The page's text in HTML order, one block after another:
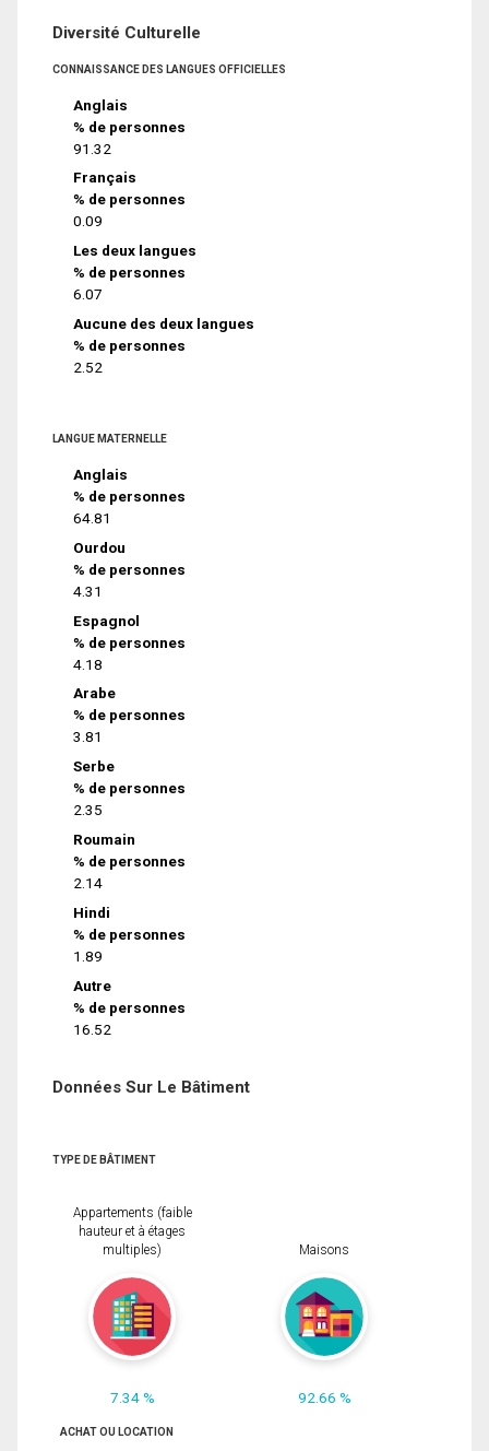
Diversité Culturelle
CONNAISSANCE DES LANGUES OFFICIELLES
Anglais
% de personnes
91.32
Français
% de personnes
0.09
Les deux langues
% de personnes
6.07
Aucune des deux langues
% de personnes
2.52
LANGUE MATERNELLE
Anglais
% de personnes
64.81
Ourdou
% de personnes
4.31
Espagnol
% de personnes
4.18
Arabe
% de personnes
3.81
Serbe
% de personnes
2.35
Roumain
% de personnes
2.14
Hindi
% de personnes
1.89
Autre
% de personnes
16.52
Données Sur Le Bâtiment
TYPE DE BÂTIMENT
Appartements (faible
hauteur et à étages
multiples)
7.34 %
Maisons
92.66 %
ACHAT OU LOCATION